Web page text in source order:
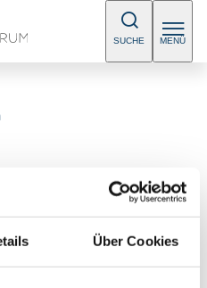
Über Cookies
SUCHE MENÜ